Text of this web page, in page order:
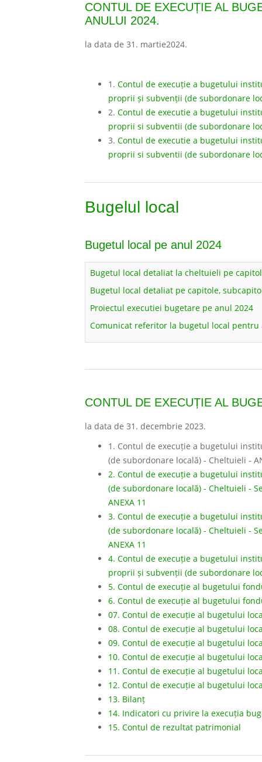
CONTUL DE EXECUȚIE AL
ANULUI 2024.
la data de 31. martie2024.
1. Contul de execuție a bugetului
proprii și subvenții (de subordonare
2. Contul de executie a bugetului
proprii si subventii (de subordonare
3. Contul de executie a bugetului
proprii si subventii (de subordonare
Bugelul local
Bugetul local pe anul 2024
Bugetul local detaliat la cheltuieli pe
Bugetul local detaliat pe capitole,
Proiectul executiei bugetare pe anul 2024
Comunicat referitor la bugetul local pentru
CONTUL DE EXECUȚIE AL
la data de 31. decembrie 2023.
1. Contul de execuție a bugetului
(de subordonare locală) - Cheltuieli -
2. Contul de execuție a bugetului
(de subordonare locală) - Cheltuieli -
ANEXA 11
3. Contul de execuție a bugetului
(de subordonare locală) - Cheltuieli -
ANEXA 11
4. Contul de execuție a bugetului
proprii și subvenții (de subordonare
5. Contul de execuție al bugetului
6. Contul de execuție al bugetului
07. Contul de execuție al bugetului
08. Contul de execuție al bugetului
09. Contul de execuție al bugetului
10. Contul de execuție al bugetului
11. Contul de execuție al bugetului
12. Contul de execuție al bugetului
13. Bilanț
14. Indicatori cu privire la execuția
15. Contul de rezultat patrimonial